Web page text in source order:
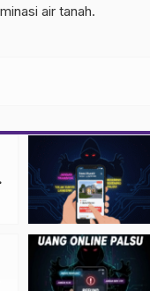
air tanah.